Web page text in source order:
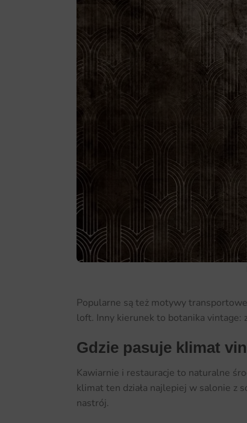
Popularne są też motywy
loft. Inny kierunek to botanika vintage:
Gdzie pasuje klimat
Kawiarnie i restauracje to naturalne
klimat ten działa najlepiej w salonie
nastrój.